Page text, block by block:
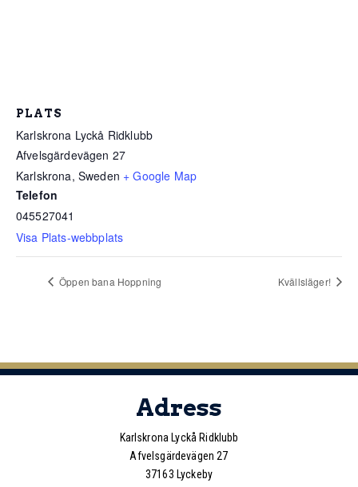
PLATS
Karlskrona Lyckå Ridklubb
Afvelsgärdevägen 27
Karlskrona, Sweden + Google Map
Telefon
045527041
Visa Plats-webbplats
Öppen bana Hoppning Kvällsläger!
Adress
Karlskrona Lyckå Ridklubb
Afvelsgärdevägen 27
37163 Lyckeby